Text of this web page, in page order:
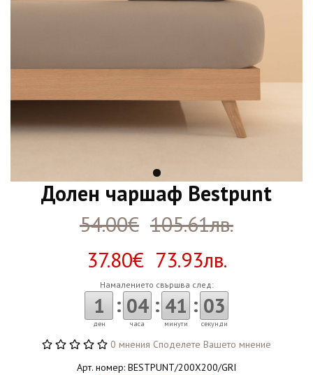
Долен чаршаф Bestpunt
54.00€ 105.61лв.
37.80€ 73.93лв.
Намалението свършва след:
1
ден
: 04
часа
: 41
минути
: 03
секунди
0 мнения Споделете Вашето мнение
Арт. номер: BESTPUNT/200X200/GRI